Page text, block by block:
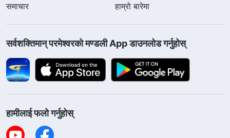
समाचार
हाम्रो बारेमा
सर्वशक्तिमान्‌ परमेश्‍वरको मण्डली App डाउनलोड गर्नुहोस्
हामीलाई फलो गर्नुहोस्